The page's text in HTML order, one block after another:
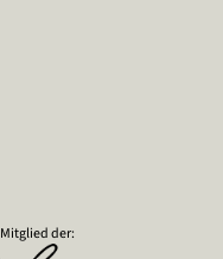
Mitglied der: